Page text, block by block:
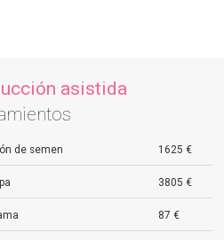
asistida
de semen 1625 €
3805 €
87 €